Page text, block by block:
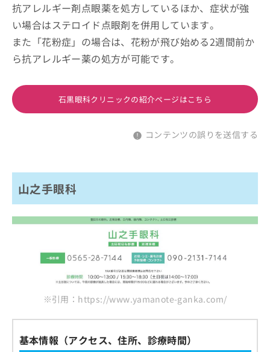
抗アレルギー剤点眼薬を処方しているほか、症状が強
い場合はステロイド点眼剤を併用しています。
また「花粉症」の場合は、花粉が飛び始める2週間前か
ら抗アレルギー薬の処方が可能です。
石黒眼科クリニックの紹介ページはこちら
コンテンツの誤りを送信する
山之手眼科
※引用：https://www.yamanote-ganka.com/
基本情報（アクセス、住所、診療時間）